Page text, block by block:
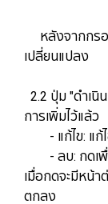
หลังจากกรอ
เปลี่ยนแปลง
2.2 ปุ่ม "ดำเนิ
การเพิ่มไว้แล้ว
- แก้ไข: แก้ไ
​​​​​​​- ลบ: ​​​​​​​กดเพื่อ
เมื่อกดจะมีหน้า
ตกลง